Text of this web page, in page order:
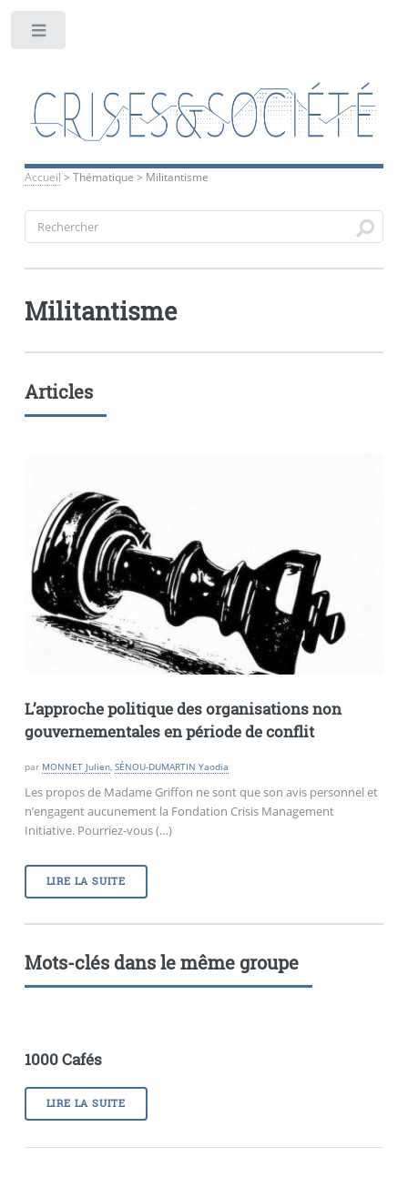
Accueil > Thématique > Militantisme
Militantisme
Articles
L’approche politique des organisations non
gouvernementales en période de conflit
par MONNET Julien, SÉNOU-DUMARTIN Yaodia
Les propos de Madame Griffon ne sont que son avis personnel et
n’engagent aucunement la Fondation Crisis Management
Initiative. Pourriez-vous (…)
LIRE LA SUITE
Mots-clés dans le même groupe
1000 Cafés
LIRE LA SUITE